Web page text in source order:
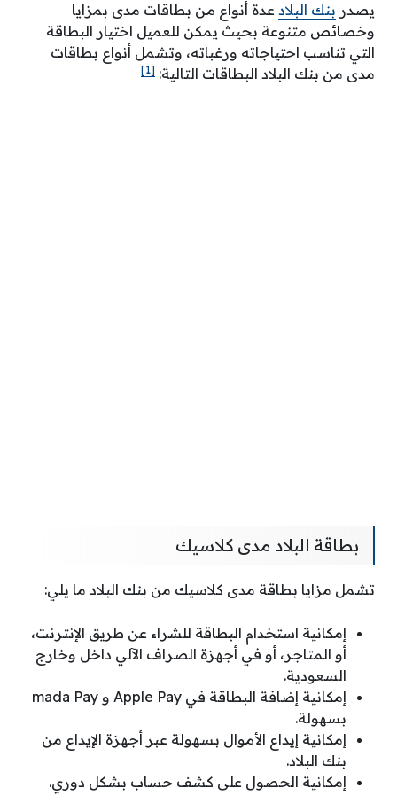
يصدر بنك البلاد عدة أنواع من بطاقات مدى بمزايا
وخصائص متنوعة بحيث يمكن للعميل اختيار البطاقة
التي تناسب احتياجاته ورغباته، وتشمل أنواع بطاقات
مدى من بنك البلاد البطاقات التالية: [1]
بطاقة البلاد مدى كلاسيك
تشمل مزايا بطاقة مدى كلاسيك من بنك البلاد ما يلي:
إمكانية استخدام البطاقة للشراء عن طريق الإنترنت،
أو المتاجر، أو في أجهزة الصراف الآلي داخل وخارج
السعودية.
إمكانية إضافة البطاقة في Apple Pay و mada Pay
بسهولة.
إمكانية إيداع الأموال بسهولة عبر أجهزة الإيداع من
بنك البلاد.
إمكانية الحصول على كشف حساب بشكل دوري.